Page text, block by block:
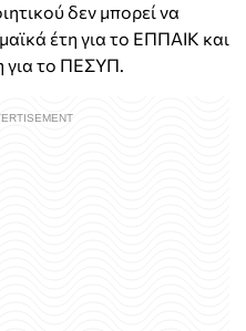
δεν μπορεί να
έτη για το ΕΠΠΑΙΚ και
για το ΠΕΣΥΠ.